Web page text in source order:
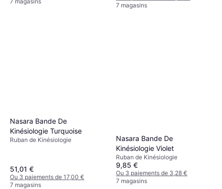
7 magasins
Nasara Bande De
Kinésiologie Turquoise
Ruban de Kinésiologie
51,01 €
Ou 3 paiements de 17,00 €
7 magasins
Nasara Bande De
Kinésiologie Violet
Ruban de Kinésiologie
9,85 €
Ou 3 paiements de 3,28 €
7 magasins